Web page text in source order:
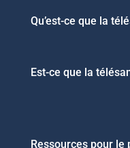
Qu’est-ce que la
Est-ce que la
Ressources pour